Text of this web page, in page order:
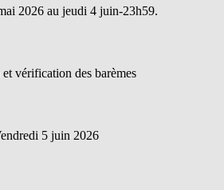
2026 au jeudi 4 juin-23h59.
vérification des barèmes
5 juin 2026